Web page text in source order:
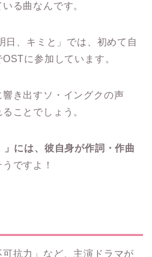
る曲なんです。
日、キミと」では、初めて自
に参加しています。
き出すソ・イングクの声
ことでしょう。
には、彼自身が作詞・作曲
うですよ！
可抗力」など、主演ドラマが